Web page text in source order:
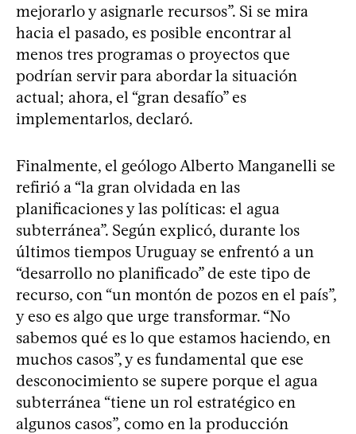
mejorarlo y asignarle recursos”. Si se mira
hacia el pasado, es posible encontrar al
menos tres programas o proyectos que
podrían servir para abordar la situación
actual; ahora, el “gran desafío” es
implementarlos, declaró.
Finalmente, el geólogo Alberto Manganelli se
refirió a “la gran olvidada en las
planificaciones y las políticas: el agua
subterránea”. Según explicó, durante los
últimos tiempos Uruguay se enfrentó a un
“desarrollo no planificado” de este tipo de
recurso, con “un montón de pozos en el país”,
y eso es algo que urge transformar. “No
sabemos qué es lo que estamos haciendo, en
muchos casos”, y es fundamental que ese
desconocimiento se supere porque el agua
subterránea “tiene un rol estratégico en
algunos casos”, como en la producción